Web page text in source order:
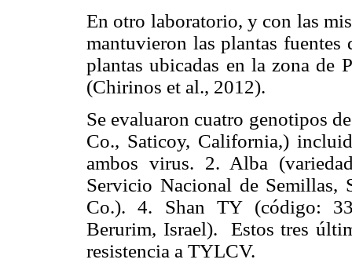
En otro laboratorio, y con las
mantuvieron las plantas
plantas ubicadas en la zona de
(Chirinos et al., 2012).
Se evaluaron cuatro genotipos
Co., Saticoy, California,)
ambos virus. 2. Alba
Servicio Nacional de Semillas,
Co.). 4. Shan TY (código:
Berurim, Israel). Estos tres
resistencia a TYLCV.